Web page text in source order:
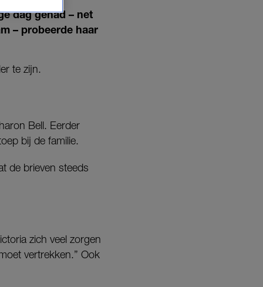
dag gehad – net
– probeerde haar
te zijn.
Bell. Eerder
bij de familie.
de brieven steeds
zich veel zorgen
vertrekken.” Ook